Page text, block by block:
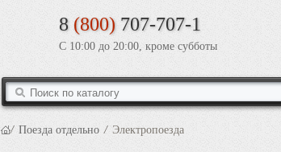
8 (800)707-707-1
С 10:00 до 20:00, кроме субботы
/ Поезда отдельно / Электропоезда